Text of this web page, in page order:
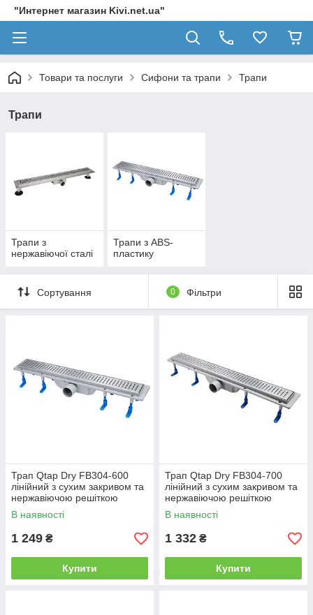
"Интернет магазин Kivi.net.ua"
Товари та послуги Сифони та трапи Трапи
Трапи
Трапи з
нержавіючої сталі
Трапи з ABS-
пластику
Сортування 0 Фільтри
Трап Qtap Dry FB304-600
лінійний з сухим закривом та
нержавіючою решіткою
600х73
В наявності
1 249 ₴
Купити
Трап Qtap Dry FB304-700
лінійний з сухим закривом та
нержавіючою решіткою
700х73
В наявності
1 332 ₴
Купити